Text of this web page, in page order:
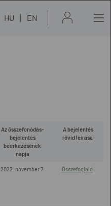
HU EN
Az összefonódás-
bejelentés
beérkezésének
napja
A bejelentés
rövid leírása
2022. november 7. Összefoglaló